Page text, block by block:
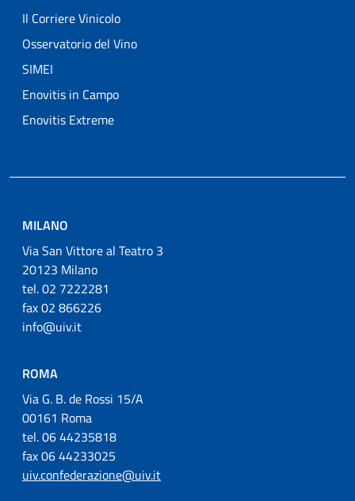
Il Corriere Vinicolo
Osservatorio del Vino
SIMEI
Enovitis in Campo
Enovitis Extreme
MILANO
Via San Vittore al Teatro 3
20123 Milano
tel. 02 7222281
fax 02 866226
info@uiv.it
ROMA
Via G. B. de Rossi 15/A
00161 Roma
tel. 06 44235818
fax 06 44233025
uiv.confederazione@uiv.it